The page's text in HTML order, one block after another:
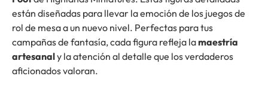
están diseñadas para llevar la emoción de los juegos de
rol de mesa a un nuevo nivel. Perfectas para tus
campañas de fantasía, cada figura refleja lamaestría
artesanaly la atención al detalle que los verdaderos
aficionados valoran.